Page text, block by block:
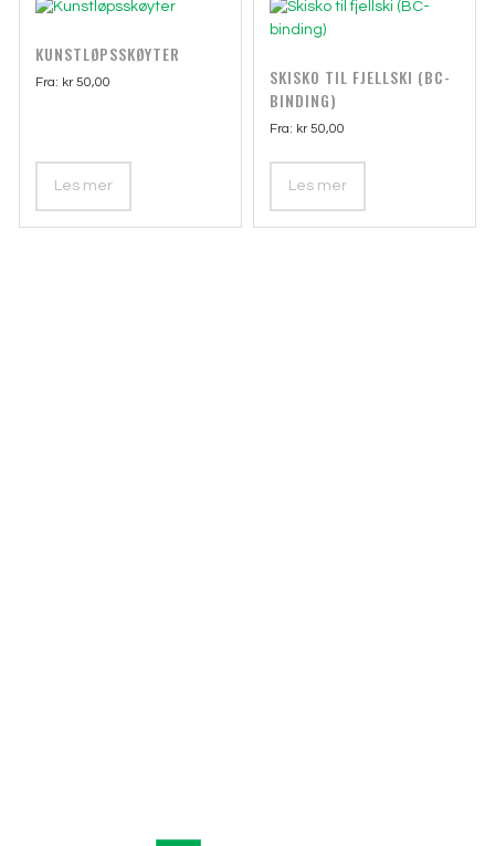
KUNSTLØPSSKØYTER
Fra: kr50,00
Les mer
SKISKO TIL FJELLSKI (BC-
BINDING)
Fra: kr50,00
Les mer